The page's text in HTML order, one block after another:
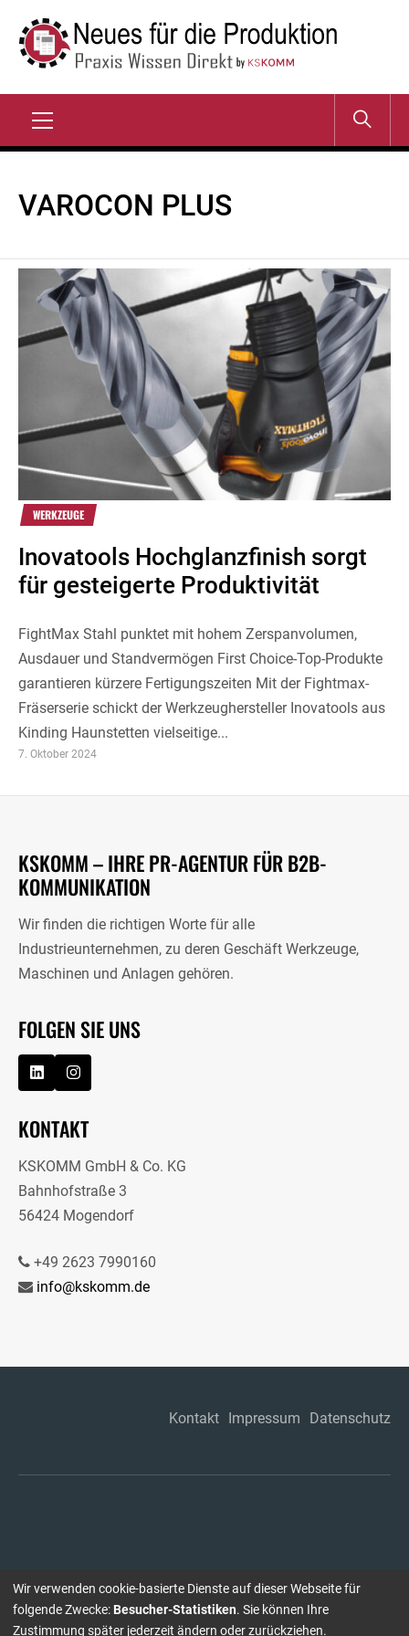
Inhalt
springen
NEUES FÜR DIE
PRODUKTION
VAROCON PLUS
WERKZEUGE
Inovatools Hochglanzfinish sorgt
für gesteigerte Produktivität
FightMax Stahl punktet mit hohem Zerspanvolumen,
Ausdauer und Standvermögen First Choice-Top-Produkte
garantieren kürzere Fertigungszeiten Mit der Fightmax-
Fräserserie schickt der Werkzeughersteller Inovatools aus
Kinding Haunstetten vielseitige...
7. Oktober 2024
KSKOMM – IHRE PR-AGENTUR FÜR B2B-
KOMMUNIKATION
Wir finden die richtigen Worte für alle
Industrieunternehmen, zu deren Geschäft Werkzeuge,
Maschinen und Anlagen gehören.
FOLGEN SIE UNS
KONTAKT
KSKOMM GmbH & Co. KG
Bahnhofstraße 3
56424 Mogendorf
+49 2623 7990160
info@kskomm.de
Kontakt Impressum Datenschutz
Wir verwenden cookie-basierte Dienste auf dieser Webseite für
folgende Zwecke: Besucher-Statistiken. Sie können Ihre
Zustimmung später jederzeit ändern oder zurückziehen.